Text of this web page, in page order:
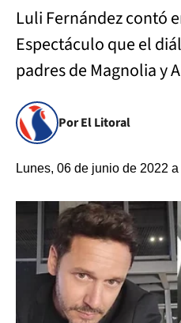
Luli Fernández contó
Espectáculo que el
padres de Magnolia y
Por El Litoral
Lunes, 06 de junio de 2022